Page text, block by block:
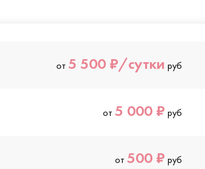
от 5 500 ₽/сутки руб
от 5 000 ₽ руб
от 500 ₽ руб